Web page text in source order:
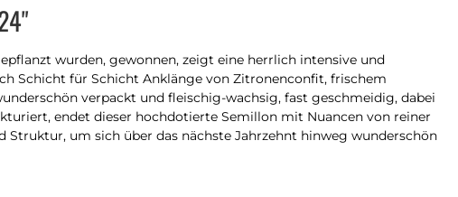
wurden, gewonnen, zeigt eine herrlich intensive und
Schicht für Schicht Anklänge von Zitronenconfit, frischem
verpackt und fleischig-wachsig, fast geschmeidig, dabei
endet dieser hochdotierte Semillon mit Nuancen von reiner
um sich über das nächste Jahrzehnt hinweg wunderschön